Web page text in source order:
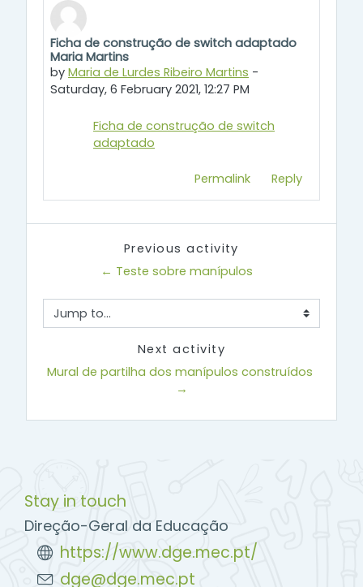
Ficha de construção de switch adaptado
Maria Martins
by Maria de Lurdes Ribeiro Martins -
Saturday, 6 February 2021, 12:27 PM
Number of replies: 0
Ficha de construção de switch
adaptado
Permalink Reply
Previous activity
← Teste sobre manípulos
Jump to...
Next activity
Mural de partilha dos manípulos construídos
→
Stay in touch
Direção-Geral da Educação
https://www.dge.mec.pt/
dge@dge.mec.pt